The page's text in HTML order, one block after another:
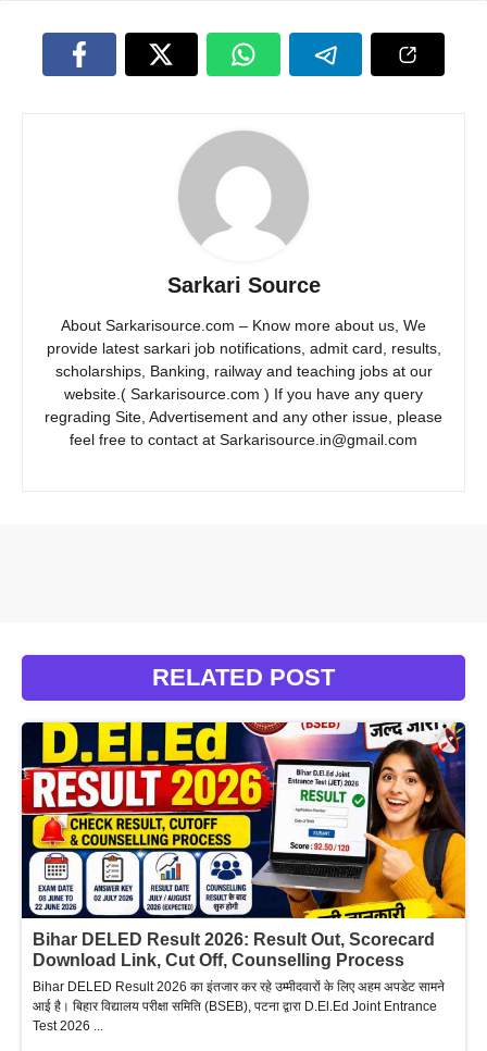
Sarkari Source
About Sarkarisource.com – Know more about us, We
provide latest sarkari job notifications, admit card, results,
scholarships, Banking, railway and teaching jobs at our
website.( Sarkarisource.com ) If you have any query
regrading Site, Advertisement and any other issue, please
feel free to contact at Sarkarisource.in@gmail.com
RELATED POST
Bihar DELED Result 2026: Result Out, Scorecard
Download Link, Cut Off, Counselling Process
Bihar DELED Result 2026 का इंतजार कर रहे उम्मीदवारों के लिए अहम अपडेट सामने
आई है। बिहार विद्यालय परीक्षा समिति (BSEB), पटना द्वारा D.El.Ed Joint Entrance
Test 2026 ...